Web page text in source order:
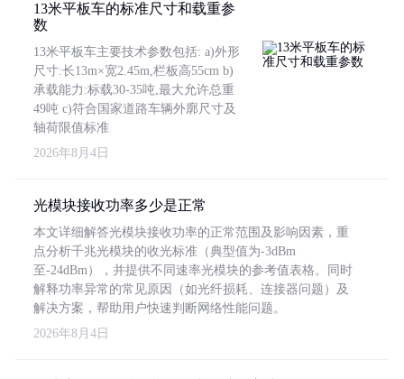
13米平板车的标准尺寸和载重参
数
13米平板车主要技术参数包括: a)外形
尺寸:长13m×宽2.45m,栏板高55cm b)
承载能力:标载30-35吨,最大允许总重
49吨 c)符合国家道路车辆外廓尺寸及
轴荷限值标准
2026年8月4日
光模块接收功率多少是正常
本文详细解答光模块接收功率的正常范围及影响因素，重
点分析千兆光模块的收光标准（典型值为-3dBm
至-24dBm），并提供不同速率光模块的参考值表格。同时
解释功率异常的常见原因（如光纤损耗、连接器问题）及
解决方案，帮助用户快速判断网络性能问题。
2026年8月4日